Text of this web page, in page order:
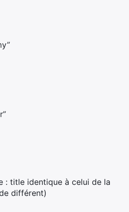
: title identique à celui de la
différent)